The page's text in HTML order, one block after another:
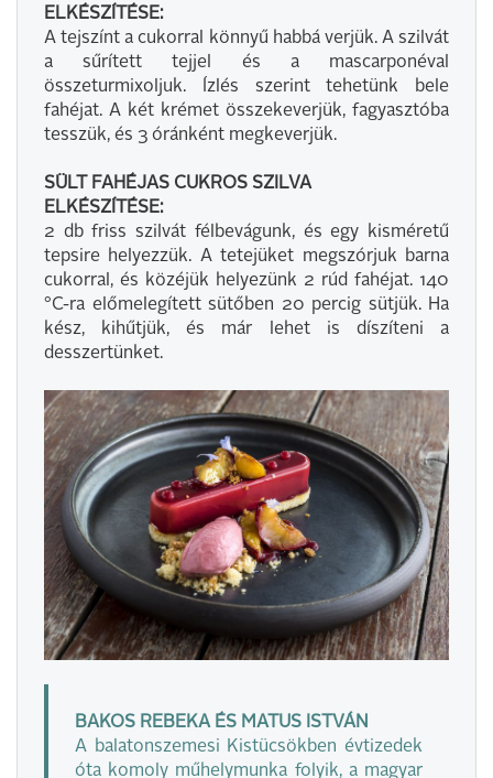
ELKÉSZÍTÉSE:
A tejszínt a cukorral könnyű habbá verjük. A szilvát
a sűrített tejjel és a mascarponéval
összeturmixoljuk. Ízlés szerint tehetünk bele
fahéjat. A két krémet összekeverjük, fagyasztóba
tesszük, és 3 óránként megkeverjük.
SÜLT FAHÉJAS CUKROS SZILVA
ELKÉSZÍTÉSE:
2 db friss szilvát félbevágunk, és egy kisméretű
tepsire helyezzük. A tetejüket megszórjuk barna
cukorral, és közéjük helyezünk 2 rúd fahéjat. 140
°C-ra előmelegített sütőben 20 percig sütjük. Ha
kész, kihűtjük, és már lehet is díszíteni a
desszertünket.
BAKOS REBEKA ÉS MATUS ISTVÁN
A balatonszemesi Kistücsökben évtizedek
óta komoly műhelymunka folyik, a magyar